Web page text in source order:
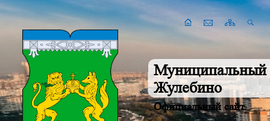
Муниципальный
Жулебино
Официальный сайт